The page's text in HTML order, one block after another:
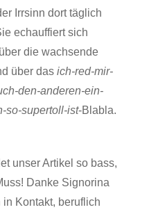
Irrsinn dort täglich
echauffiert sich
die wachsende
über das ich-red-mir-
den-anderen-ein-
so-supertoll-ist-Blabla.
unser Artikel so bass,
Danke Signorina
Kontakt, beruflich